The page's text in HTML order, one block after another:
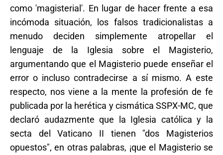
como 'magisterial'. En lugar de hacer frente a esa
incómoda situación, los falsos tradicionalistas a
menudo deciden simplemente atropellar el
lenguaje de la Iglesia sobre el Magisterio,
argumentando que el Magisterio puede enseñar el
error o incluso contradecirse a sí mismo. A este
respecto, nos viene a la mente la profesión de fe
publicada por la herética y cismática SSPX-MC, que
declaró audazmente que la Iglesia católica y la
secta del Vaticano II tienen "dos Magisterios
opuestos", en otras palabras, ¡que el Magisterio se